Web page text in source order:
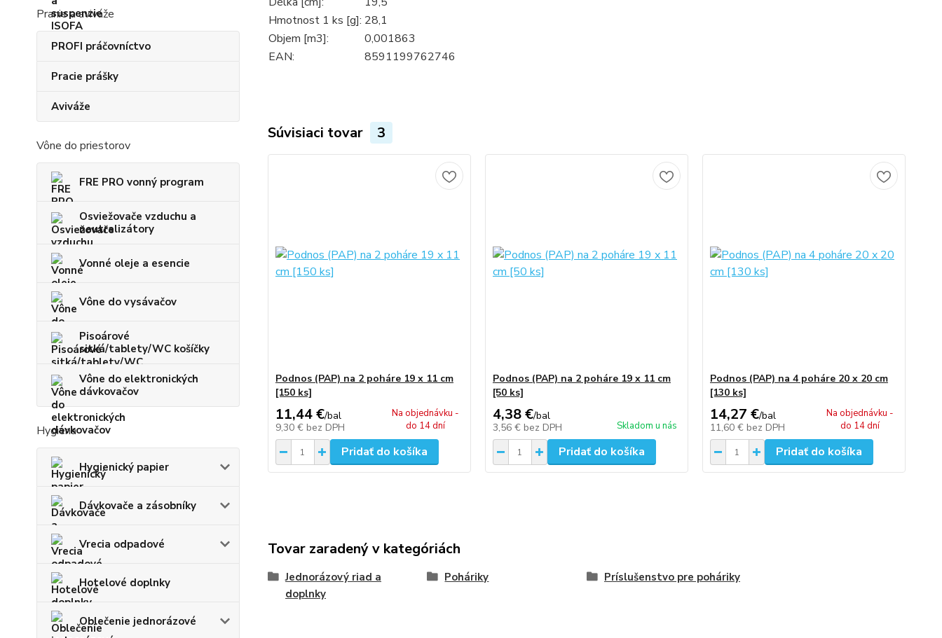
Pranie a aviváže
PROFI práčovníctvo
Pracie prášky
Aviváže
Vône do priestorov
FRE PRO vonný program
Osviežovače vzduchu a
neutralizátory
Vonné oleje a esencie
Vône do vysávačov
Pisoárové
sitká/tablety/WC košíčky
Vône do elektronických
dávkovačov
Hygiena
Hygienický papier
Dávkovače a zásobníky
Vrecia odpadové
Hotelové doplnky
Oblečenie jednorázové
Hmotnost 1 ks [g]: 28,1
Objem [m3]:
0,001863
EAN:
8591199762746
Súvisiaci tovar 3
Podnos (PAP) na 2 poháre 19 x 11 cm
[150 ks]
11,44 €/bal
9,30 € bez DPH
Na objednávku -
do 14 dní
Pridať do košíka
Podnos (PAP) na 2 poháre 19 x 11 cm
[50 ks]
4,38 €/bal
3,56 € bez DPH Skladom u nás
Pridať do košíka
Podnos (PAP) na 4 poháre 20 x 20 cm
[130 ks]
14,27 €/bal
11,60 € bez DPH
Na objednávku -
do 14 dní
Pridať do košíka
Tovar zaradený v kategóriách
Jednorázový riad a
doplnky
Poháriky Príslušenstvo pre poháriky